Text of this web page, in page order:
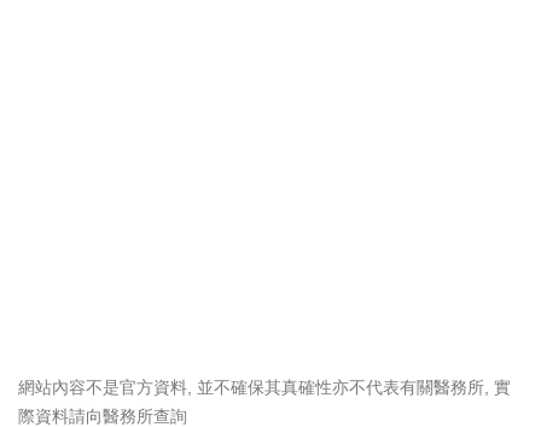
網站內容不是官方資料, 並不確保其真確性亦不代表有關醫務所, 實
際資料請向醫務所查詢